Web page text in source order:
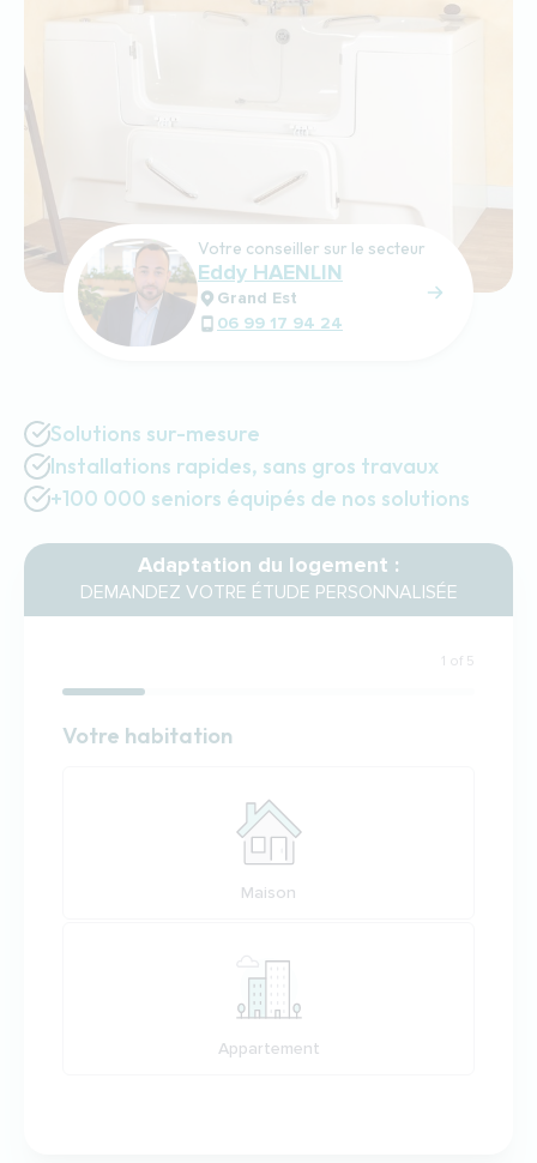
Votre conseiller sur le secteur
Eddy HAENLIN
Grand Est
06 99 17 94 24
Solutions sur-mesure
Installations rapides, sans gros travaux
+100 000 seniors équipés de nos solutions
Adaptation du logement :
DEMANDEZ VOTRE ÉTUDE PERSONNALISÉE
1 of 5
Habitation
Votre habitation
Maison
Appartement